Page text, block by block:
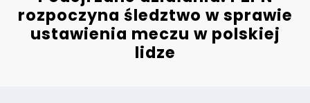
rozpoczyna śledztwo w sprawie
ustawienia meczu w polskiej
lidze